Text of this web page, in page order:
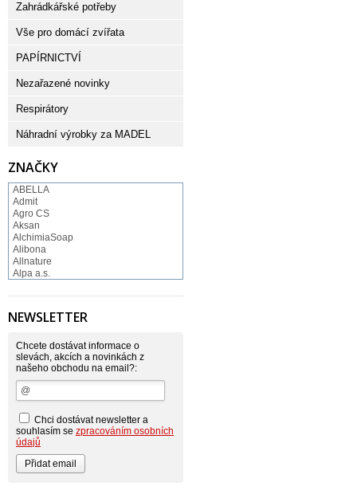
Zahrádkářské potřeby
Vše pro domácí zvířata
PAPÍRNICTVÍ
Nezařazené novinky
Respirátory
Náhradní výrobky za MADEL
ZNAČKY
ABELLA
Admit
Agro CS
Aksan
AlchimiaSoap
Alibona
Allnature
Alpa a.s.
Alufix
Astonish
Atlantic
AutoMax Group
Axcentive
BaL
Bateria
Beauty Lille
Beiersdorf - Nivea
Bella
Benkor
BERGEN S. R. L.
Bettina Barty
NEWSLETTER
Chcete dostávat informace o
slevách, akcích a novinkách z
našeho obchodu na email?:
Chci dostávat newsletter a
souhlasím se zpracováním osobních
údajů